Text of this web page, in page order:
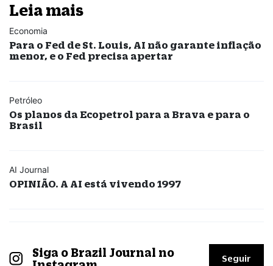
Leia mais
Economia
Para o Fed de St. Louis, AI não garante inflação
menor, e o Fed precisa apertar
Petróleo
Os planos da Ecopetrol para a Brava e para o
Brasil
AI Journal
OPINIÃO. A AI está vivendo 1997
Siga o Brazil Journal no
Seguir